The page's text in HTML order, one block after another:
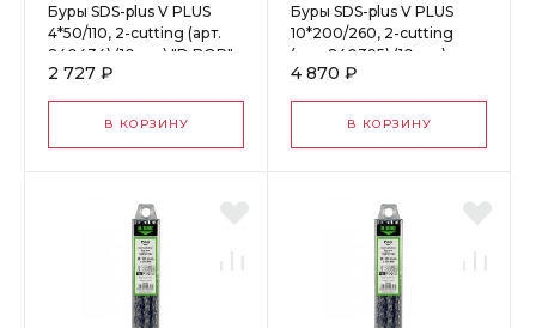
Буры SDS-plus V PLUS
4*50/110, 2-cutting (арт.
240434) (10 шт.) "D.BOR"
60940
2 727 ₽
В КОРЗИНУ
Буры SDS-plus V PLUS
10*200/260, 2-cutting
(арт. 240395) (10 шт.)
"D.BOR" 61090
4 870 ₽
В КОРЗИНУ